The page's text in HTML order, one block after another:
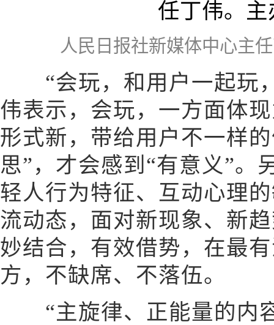
人民日报社新媒体中心主
“会玩，和用户一起玩
伟表示，会玩，一方面体
形式新，带给用户不一样
思”，才会感到“有意义”。
轻人行为特征、互动心理
流动态，面对新现象、新
妙结合，有效借势，在最
方，不缺席、不落伍。
“主旋律、正能量的内